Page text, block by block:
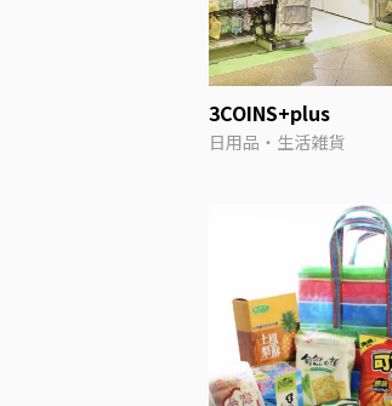
3COINS+plus
日用品・生活雑貨